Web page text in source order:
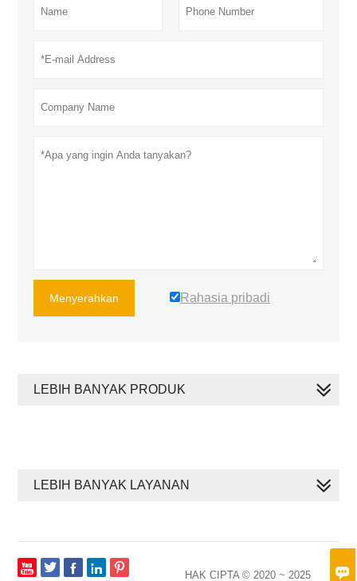

Menyerahkan Rahasia pribadi
LEBIH BANYAK PRODUK
LEBIH BANYAK LAYANAN
    
HAK CIPTA © 2020 ~ 2025